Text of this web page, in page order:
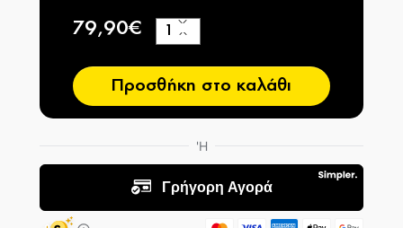
79,90€
−
+
Προσθήκη στο καλάθι